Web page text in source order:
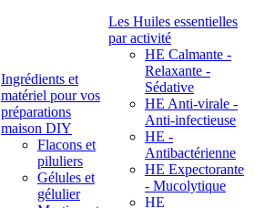
Ingrédients et
matériel pour vos
préparations
maison DIY
Flacons et
piluliers
Gélules et
gélulier
Les Huiles essentielles
par activité
HE Calmante -
Relaxante -
Sédative
HE Anti-virale -
Anti-infectieuse
HE -
Antibactérienne
HE Expectorante
- Mucolytique
HE